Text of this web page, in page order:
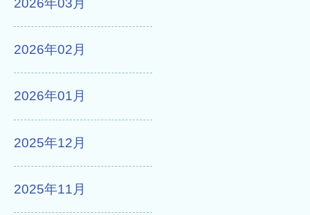
2026年03月
2026年02月
2026年01月
2025年12月
2025年11月